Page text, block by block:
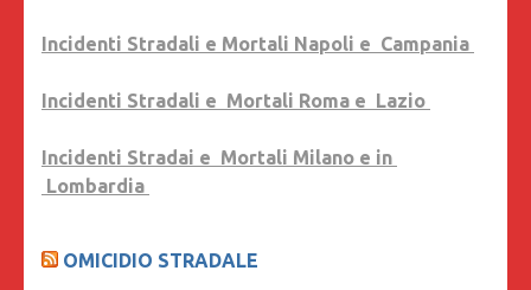
Incidenti Stradali e Mortali Napoli e Campania
Incidenti Stradali e Mortali Roma e Lazio
Incidenti Stradai e Mortali Milano e in
Lombardia
OMICIDIO STRADALE